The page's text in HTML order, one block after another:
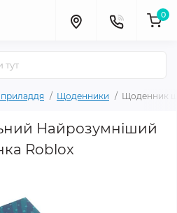
0
Щоденники Щоденник
Найрозумніший
Roblox